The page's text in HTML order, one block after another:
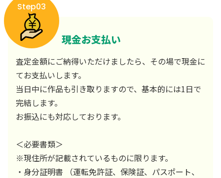
Step03
現金お支払い
査定金額にご納得いただけましたら、その場で現金に
てお支払いします。
当日中に作品も引き取りますので、基本的には1日で
完結します。
お振込にも対応しております。
＜必要書類＞
※現住所が記載されているものに限ります。
・身分証明書 （運転免許証、保険証、パスポート、